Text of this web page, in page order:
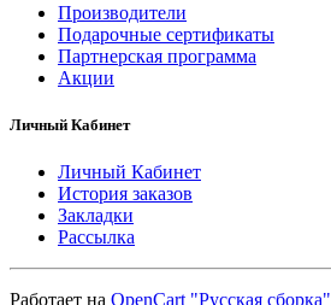
Производители
Подарочные сертификаты
Партнерская программа
Акции
Личный Кабинет
Личный Кабинет
История заказов
Закладки
Рассылка
Работает на OpenCart "Русская сборка"